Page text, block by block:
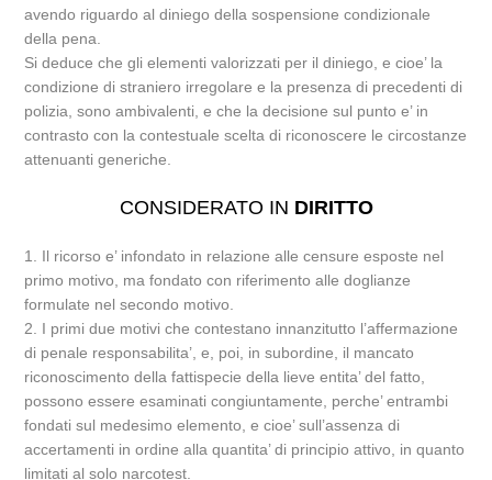
avendo riguardo al diniego della sospensione condizionale
della pena.
Si deduce che gli elementi valorizzati per il diniego, e cioe’ la
condizione di straniero irregolare e la presenza di precedenti di
polizia, sono ambivalenti, e che la decisione sul punto e’ in
contrasto con la contestuale scelta di riconoscere le circostanze
attenuanti generiche.
CONSIDERATO IN DIRITTO
1. Il ricorso e’ infondato in relazione alle censure esposte nel
primo motivo, ma fondato con riferimento alle doglianze
formulate nel secondo motivo.
2. I primi due motivi che contestano innanzitutto l’affermazione
di penale responsabilita’, e, poi, in subordine, il mancato
riconoscimento della fattispecie della lieve entita’ del fatto,
possono essere esaminati congiuntamente, perche’ entrambi
fondati sul medesimo elemento, e cioe’ sull’assenza di
accertamenti in ordine alla quantita’ di principio attivo, in quanto
limitati al solo narcotest.